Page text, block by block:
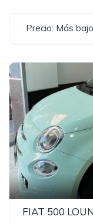
Precio: Más bajo
FIAT 500